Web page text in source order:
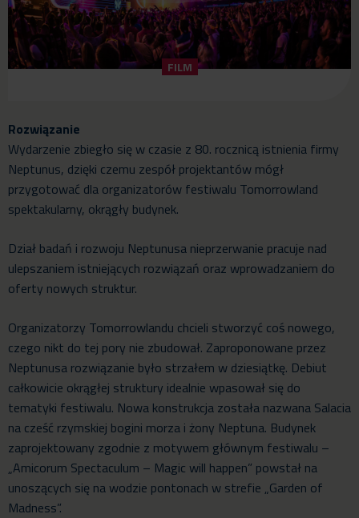
FILM
Rozwiązanie
Wydarzenie zbiegło się w czasie z 80. rocznicą istnienia firmy
Neptunus, dzięki czemu zespół projektantów mógł
przygotować dla organizatorów festiwalu Tomorrowland
spektakularny, okrągły budynek.
Dział badań i rozwoju Neptunusa nieprzerwanie pracuje nad
ulepszaniem istniejących rozwiązań oraz wprowadzaniem do
oferty nowych struktur.
Organizatorzy Tomorrowlandu chcieli stworzyć coś nowego,
czego nikt do tej pory nie zbudował. Zaproponowane przez
Neptunusa rozwiązanie było strzałem w dziesiątkę. Debiut
całkowicie okrągłej struktury idealnie wpasował się do
tematyki festiwalu. Nowa konstrukcja została nazwana Salacia
na cześć rzymskiej bogini morza i żony Neptuna. Budynek
zaprojektowany zgodnie z motywem głównym festiwalu –
„Amicorum Spectaculum – Magic will happen” powstał na
unoszących się na wodzie pontonach w strefie „Garden of
Madness”.